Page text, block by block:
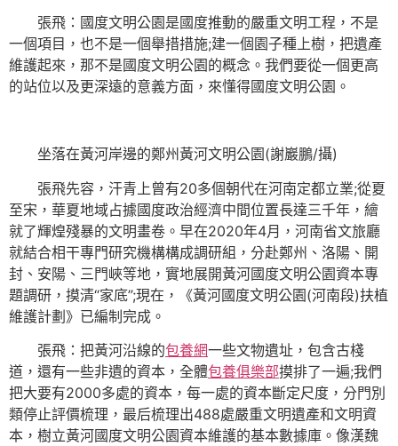
張飛：國度文明公園是國度推動的嚴重文明工程，不是
一個項目，也不是一個舉措措施;建一個園子種上樹，把遺產
維護起來，那不是國度文明公園的概念。我們要從一個更高
的站位以及更深遠的意義方面，來懂得國度文明公園。
坐落在黃河岸邊的鄭州黃河文明公園(謝巖鵬/攝)
張飛先容，汗青上曾有20多個朝代在河南定都立業;從夏
至宋，華夏地域占據國度政治經濟中間位置長達三千年，繪
就了輝煌殘暴的文明畫卷。早在2020年4月，河南省文旅廳
就結合相干專門研究機構構成調研組，分赴鄭州、洛陽、開
封、安陽、三門峽等地，實地展開黃河國度文明公園資本專
題調研，摸清“家底”;現在，《黃河國度文明公園(河南段)扶植
維護計劃》已編制完成。
張飛：把黃河沿線的包養網一些文物遺址，包含古棧
道，還有一些非遺的資本，全體包養俱樂部摸排了一遍;我們
把大要有2000多處的資本，每一處的資本斷定尺度，分門別
類停止評價梳理，最后梳理出488處嚴重文明遺產和文明資
本，樹立黃河國度文明公園資本維護的基本數據庫。像漢魏